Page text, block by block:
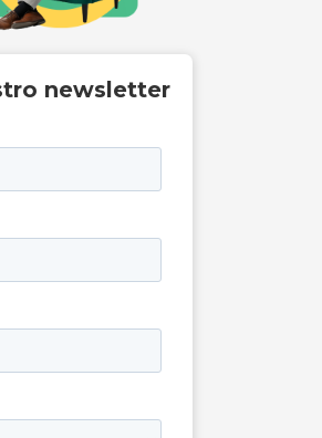
newsletter